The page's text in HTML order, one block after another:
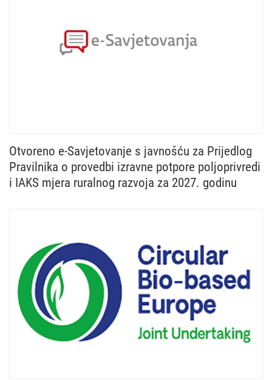
Otvoreno e-Savjetovanje s javnošću za Prijedlog
Pravilnika o provedbi izravne potpore poljoprivredi
i IAKS mjera ruralnog razvoja za 2027. godinu